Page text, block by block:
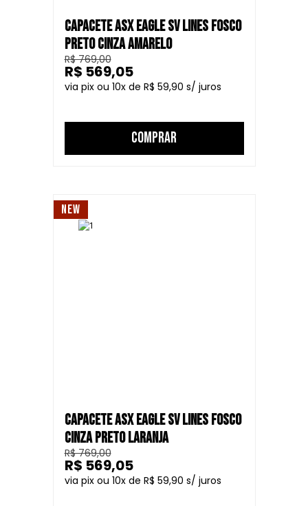
CAPACETE ASX EAGLE SV LINES FOSCO
PRETO CINZA AMARELO
R$ 769,00
10
R$ 59,90
R$ 569,05
COMPRAR
NEW
CAPACETE ASX EAGLE SV LINES FOSCO
CINZA PRETO LARANJA
R$ 769,00
10
R$ 59,90
R$ 569,05